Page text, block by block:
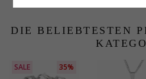
leder
DIE BELIEBTESTEN
SALE 35%